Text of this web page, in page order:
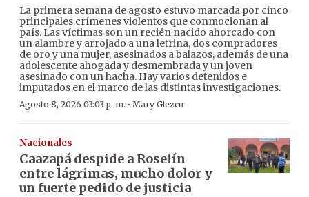
La primera semana de agosto estuvo marcada por cinco
principales crímenes violentos que conmocionan al
país. Las víctimas son un recién nacido ahorcado con
un alambre y arrojado a una letrina, dos compradores
de oro y una mujer, asesinados a balazos, además de una
adolescente ahogada y desmembrada y un joven
asesinado con un hacha. Hay varios detenidos e
imputados en el marco de las distintas investigaciones.
Agosto 8, 2026 03:03 p. m. · Mary Glezcu
Nacionales
Caazapá despide a Roselín
entre lágrimas, mucho dolor y
un fuerte pedido de justicia